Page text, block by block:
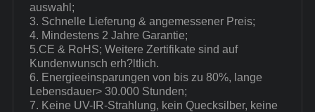
auswahl;
3. Schnelle Lieferung & angemessener Preis;
4. Mindestens 2 Jahre Garantie;
5.CE & RoHS; Weitere Zertifikate sind auf
Kundenwunsch erh?ltlich.
6. Energieeinsparungen von bis zu 80%, lange
Lebensdauer> 30.000 Stunden;
7. Keine UV-IR-Strahlung, kein Quecksilber, keine